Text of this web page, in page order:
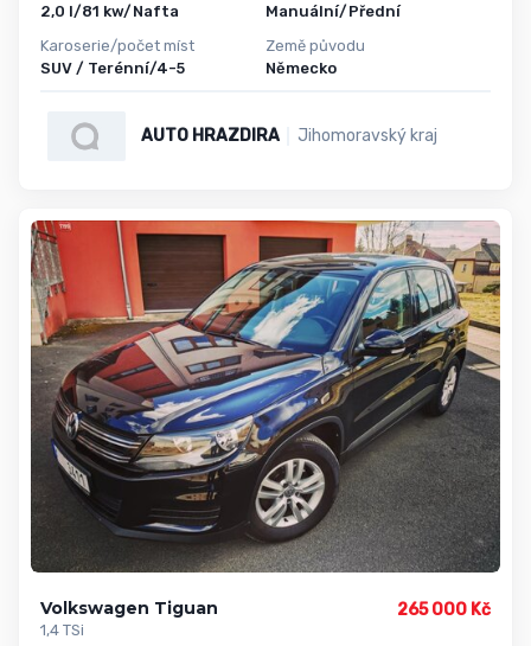
2,0 l/81 kw/Nafta
Karoserie/počet míst
SUV / Terénní/4-5
Manuální/Přední
Země původu
Německo
AUTO HRAZDIRA Jihomoravský kraj
Volkswagen Tiguan
1,4 TSi
265 000 Kč